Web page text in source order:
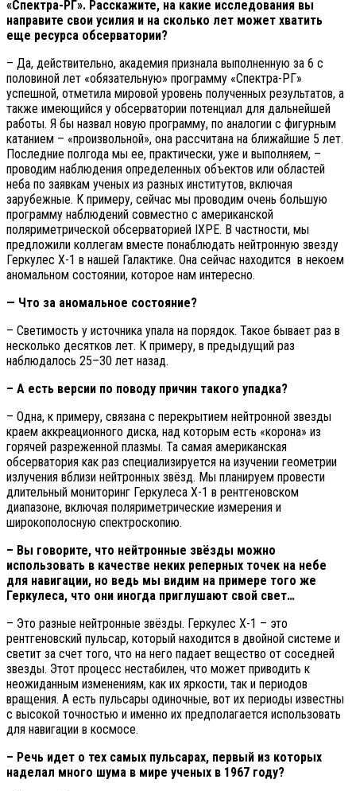
«Спектра-РГ». Расскажите, на какие исследования вы
направите свои усилия и на сколько лет может хватить
еще ресурса обсерватории?
– Да, действительно, академия признала выполненную за 6 с
половиной лет «обязательную» программу «Спектра-РГ»
успешной, отметила мировой уровень полученных результатов, а
также имеющийся у обсерватории потенциал для дальнейшей
работы. Я бы назвал новую программу, по аналогии с фигурным
катанием – «произвольной», она рассчитана на ближайшие 5 лет.
Последние полгода мы ее, практически, уже и выполняем, –
проводим наблюдения определенных объектов или областей
неба по заявкам ученых из разных институтов, включая
зарубежные. К примеру, сейчас мы проводим очень большую
программу наблюдений совместно с американской
поляриметрической обсерваторией IXPE. В частности, мы
предложили коллегам вместе понаблюдать нейтронную звезду
Геркулес X-1 в нашей Галактике. Она сейчас находится в некоем
аномальном состоянии, которое нам интересно.
— Что за аномальное состояние?
– Светимость у источника упала на порядок. Такое бывает раз в
несколько десятков лет. К примеру, в предыдущий раз
наблюдалось 25–30 лет назад.
– А есть версии по поводу причин такого упадка?
– Одна, к примеру, связана с перекрытием нейтронной звезды
краем аккреационного диска, над которым есть «корона» из
горячей разреженной плазмы. Та самая американская
обсерватория как раз специализируется на изучении геометрии
излучения вблизи нейтронных звёзд. Мы планируем провести
длительный мониторинг Геркулеса Х-1 в рентгеновском
диапазоне, включая поляриметрические измерения и
широкополосную спектроскопию.
– Вы говорите, что нейтронные звёзды можно
использовать в качестве неких реперных точек на небе
для навигации, но ведь мы видим на примере того же
Геркулеса, что они иногда приглушают свой свет…
– Это разные нейтронные звёзды. Геркулес Х-1 – это
рентгеновский пульсар, который находится в двойной системе и
светит за счет того, что на него падает вещество от соседней
звезды. Этот процесс нестабилен, что может приводить к
неожиданным изменениям, как их яркости, так и периодов
вращения. А есть пульсары одиночные, вот их периоды известны
с высокой точностью и именно их предполагается использовать
для навигации в космосе.
– Речь идет о тех самых пульсарах, первый из которых
наделал много шума в мире ученых в 1967 году?